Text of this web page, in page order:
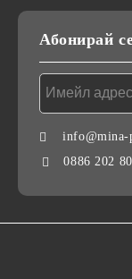
Абонирай
info@mina-
0886 202